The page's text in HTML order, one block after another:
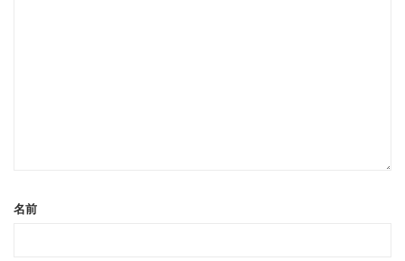
名前